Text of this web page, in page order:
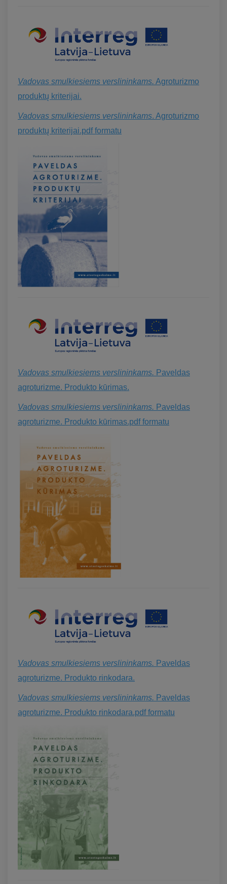
Vadovas smulkiesiems verslininkams. Agroturizmo
produktų kriterijai.
Vadovas smulkiesiems verslininkams. Agroturizmo
produktų kriterijai.pdf formatu
Vadovas smulkiesiems verslininkams. Paveldas
agroturizme. Produkto kūrimas.
Vadovas smulkiesiems verslininkams. Paveldas
agroturizme. Produkto kūrimas.pdf formatu
Vadovas smulkiesiems verslininkams. Paveldas
agroturizme. Produkto rinkodara.
Vadovas smulkiesiems verslininkams. Paveldas
agroturizme. Produkto rinkodara.pdf formatu